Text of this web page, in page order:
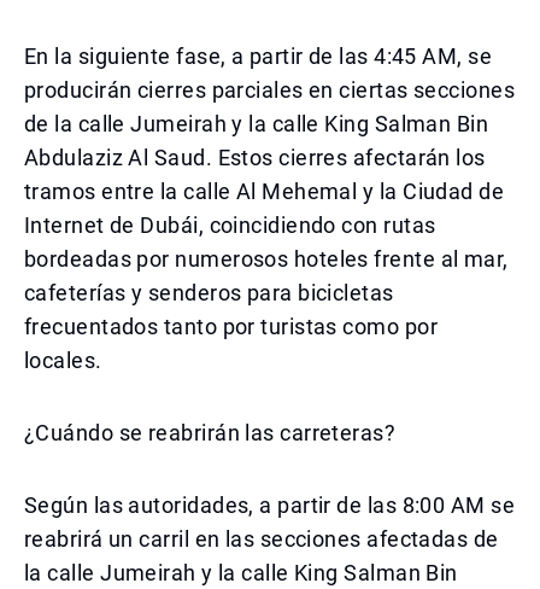
En la siguiente fase, a partir de las 4:45 AM, se
producirán cierres parciales en ciertas secciones
de la calle Jumeirah y la calle King Salman Bin
Abdulaziz Al Saud. Estos cierres afectarán los
tramos entre la calle Al Mehemal y la Ciudad de
Internet de Dubái, coincidiendo con rutas
bordeadas por numerosos hoteles frente al mar,
cafeterías y senderos para bicicletas
frecuentados tanto por turistas como por
locales.
¿Cuándo se reabrirán las carreteras?
Según las autoridades, a partir de las 8:00 AM se
reabrirá un carril en las secciones afectadas de
la calle Jumeirah y la calle King Salman Bin